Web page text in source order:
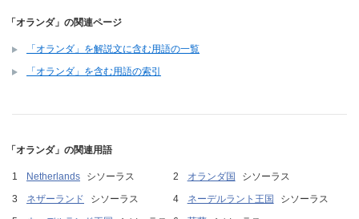
「オランダ」の関連ページ
「オランダ」を解説文に含む用語の一覧
「オランダ」を含む用語の索引
「オランダ」の関連用語
Netherlands シソーラス オランダ国
シソーラス
ネザーランド
シソーラス ネーデルラント王国
シソーラス